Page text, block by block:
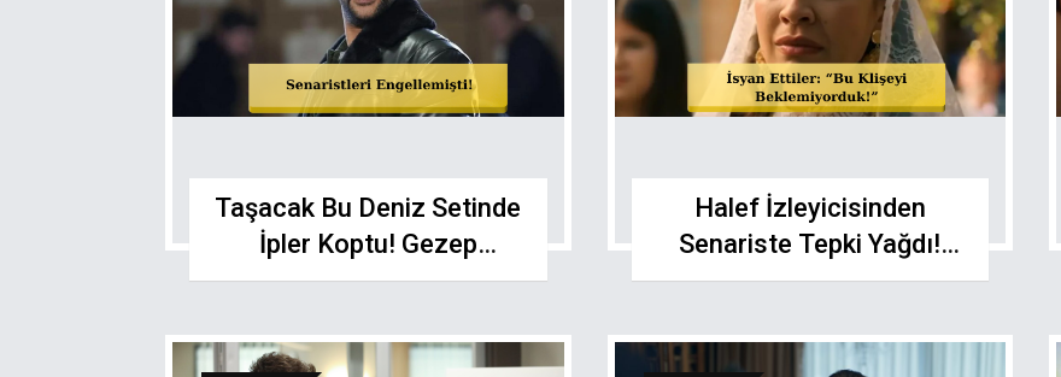
Taşacak Bu Deniz Setinde
İpler Koptu! Gezep
Karakterinin Kovulma
Halef İzleyicisinden
Senariste Tepki Yağdı!
Sezon Finali Fragmanı